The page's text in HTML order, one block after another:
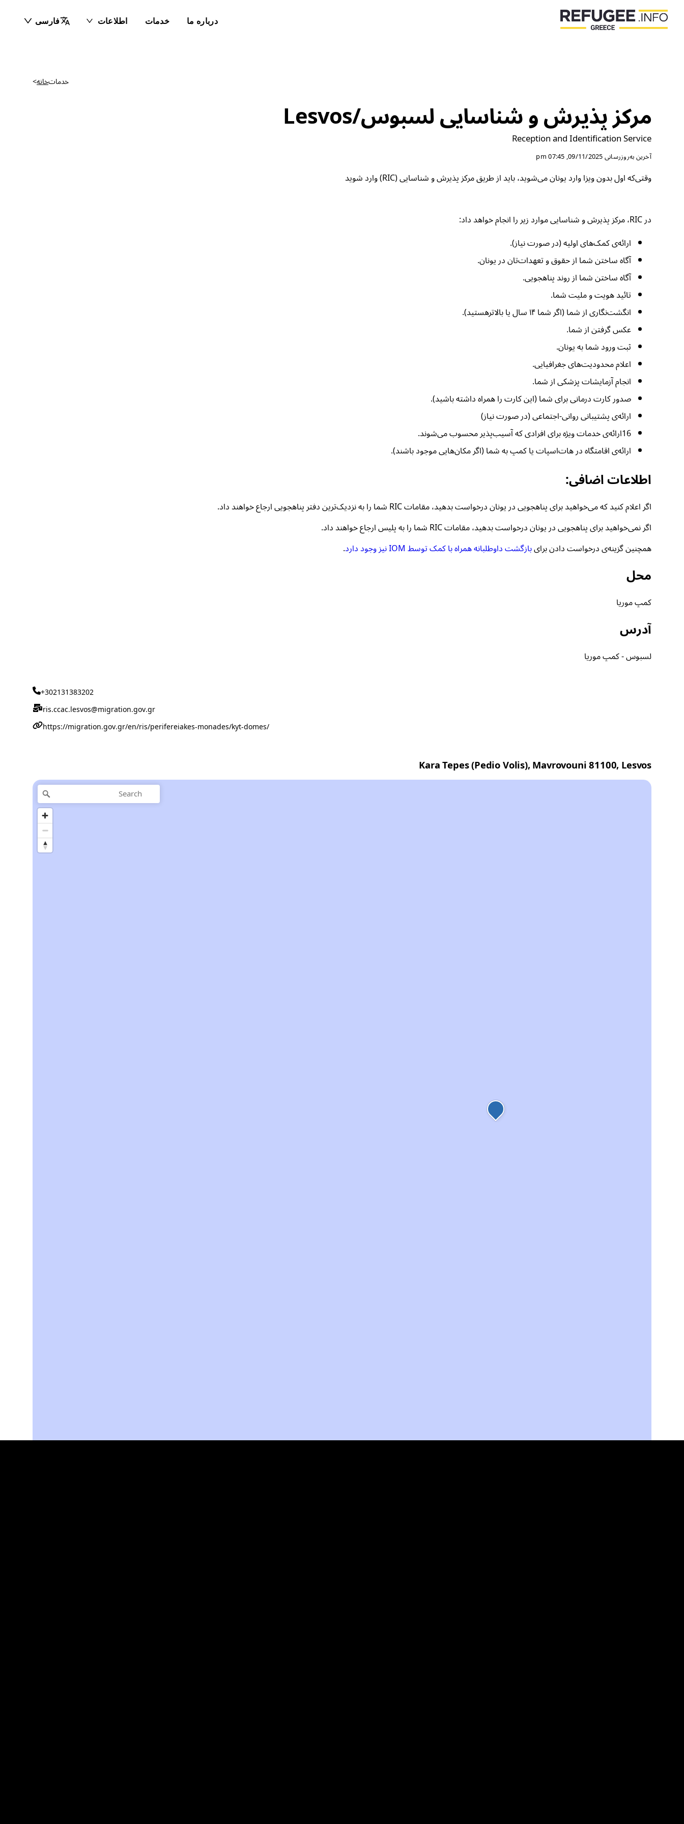
درباره ما خدمات اطلاعات فارسی
خانه> خدمات
مرکز پذیرش و شناسایی لسبوس/Lesvos
Reception and Identification Service
آخرین به‌روزرسانی09/11/2025, 07:45 pm
وقتی‌که اول بدون ویزا وارد یونان می‌شوید، باید از طریق مرکز پذیرش و شناسایی (RIC) وارد شوید
در RIC، مرکز پذیرش و شناسایی موارد زیر را انجام خواهد داد:
ارائه‌ی کمک‌های اولیه (در صورت نیاز).
آگاه ساختن شما از حقوق و تعهدات‌تان در یونان.
آگاه ساختن شما از روند پناهجویی.
تائید هویت و ملیت شما.
انگشت‌نگاری از شما (اگر شما ۱۴ سال یا بالاترهستید).
عکس گرفتن از شما.
ثبت ورود شما به یونان.
اعلام محدودیت‌های جغرافیایی.
انجام آزمایشات پزشکی از شما.
صدور کارت درمانی برای شما (این کارت را همراه داشته باشید).
ارائه‌ی پشتیبانی روانی-اجتماعی (در صورت نیاز)
16ارائه‌ی خدمات ویژه برای افرادی که آسیب‌پذیر محسوب می‌شوند.
ارائه‌ی اقامتگاه در هات‌اسپات یا کمپ به شما (اگر مکان‌هایی موجود باشند).
اطلاعات اضافی:
اگر اعلام کنید که می‌خواهید برای پناهجویی در یونان درخواست بدهید، مقامات RIC شما را به نزدیک‌ترین دفتر پناهجویی ارجاع خواهند داد.
اگر نمی‌خواهید برای پناهجویی در یونان درخواست بدهید، مقامات RIC شما را به پلیس ارجاع خواهند داد.
همچنین گزینه‌ی درخواست دادن برایبازگشت داوطلبانه همراه با کمک توسط IOM نیز وجود دارد .
محل
کمپ موریا
آدرس
لسبوس - کمپ موریا
+302131383202
ris.ccac.lesvos@migration.gov.gr
https://migration.gov.gr/en/ris/perifereiakes-monades/kyt-domes/
Kara Tepes (Pedio Volis), Mavrovouni 81100, Lesvos